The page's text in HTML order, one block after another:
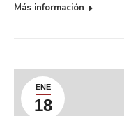
Más información
ENE
18